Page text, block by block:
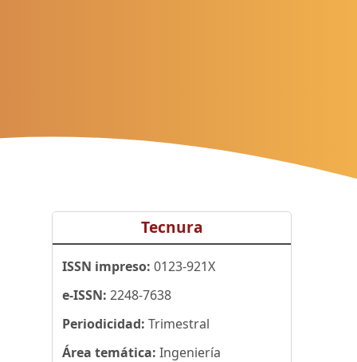
Tecnura
ISSN impreso: 0123-921X
e-ISSN: 2248-7638
Periodicidad: Trimestral
Área temática: Ingeniería